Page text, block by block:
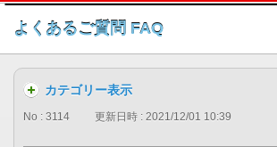
このページの本文へ
よくあるご質問 FAQ
カテゴリー表示
No : 3114 更新日時 : 2021/12/01 10:39